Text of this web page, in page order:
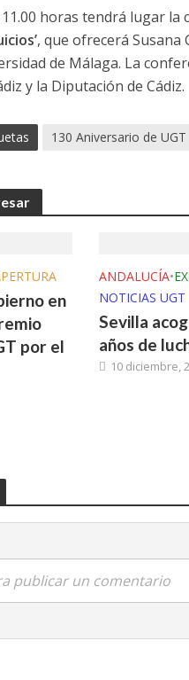
11.00 horas tendrá lugar la
, que ofrecerá Susana
de Málaga. La
y la Diputación de Cádiz.
130 Aniversario de UGT
en
por el
ANDALUCÍA•
NOTICIAS UGT
Sevilla
años de
10 diciembre,
publicar un comentario